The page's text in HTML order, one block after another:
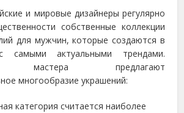
и мировые дизайнеры регулярно
собственные коллекции
для мужчин, которые создаются в
самыми актуальными трендами.
мастера предлагают
многообразие украшений:
категория считается наиболее